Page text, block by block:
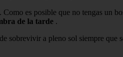
es posible que no tengas
de la tarde .
sobrevivir a pleno sol siempre